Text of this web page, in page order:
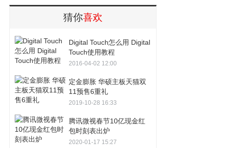
猜你喜欢
Digital Touch怎么用 Digital
Touch使用教程
2016-04-02 12:00
定金膨胀 华硕主板天猫双
11预售6重礼
2019-10-28 16:33
腾讯微视春节10亿现金红
包时刻表出炉
2020-01-17 15:27